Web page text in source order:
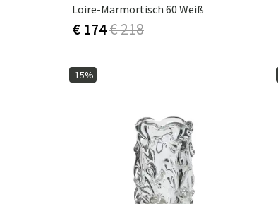
Loire-Marmortisch 60 Weiß
€ 174€ 218
-15%